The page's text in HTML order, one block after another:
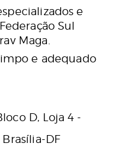
e
Sul
Maga.
e adequado
D, Loja 4 -
DF